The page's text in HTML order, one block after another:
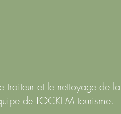
et le nettoyage de
de TOCKEM tourisme.